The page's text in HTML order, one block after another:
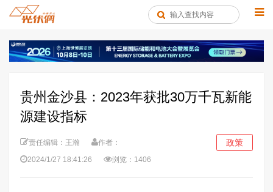
贵州金沙县：2023年获批30万千瓦新能
源建设指标
责任编辑：王瀚
作者：
2024/1/27 18:41:26
浏览：1406
政策